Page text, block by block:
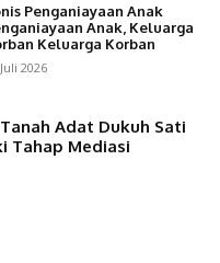
Penganiayaan Anak
Anak, Keluarga
Keluarga Korban
2026
Adat Dukuh Sati
Tahap Mediasi